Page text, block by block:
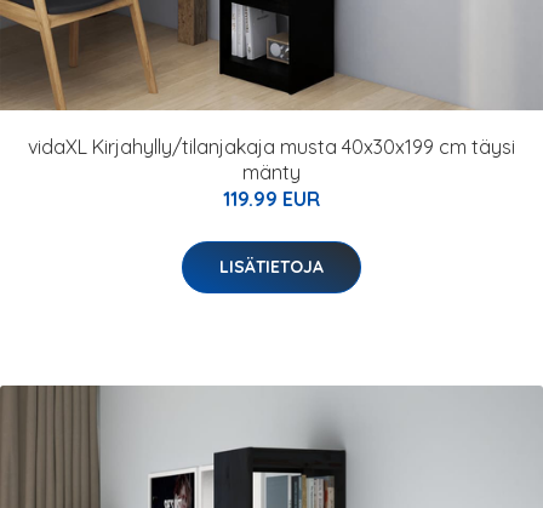
vidaXL Kirjahylly/tilanjakaja musta 40x30x199 cm täysi
mänty
119.99 EUR
LISÄTIETOJA